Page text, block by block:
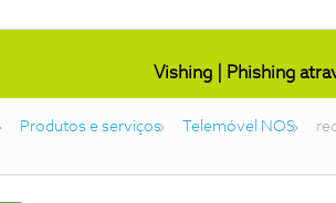
Vishing | Phishing
Produtos e serviços Telemóvel NOS